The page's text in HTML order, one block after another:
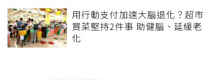
用行動支付加速大腦退化？超市
買菜堅持2件事 助健腦、延緩老
化